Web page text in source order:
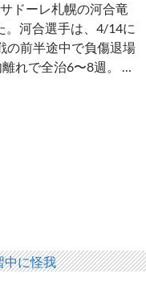
ドーレ札幌の河合竜
。河合選手は、4/14に
の前半途中で負傷退場
れで全治6〜8週。 …